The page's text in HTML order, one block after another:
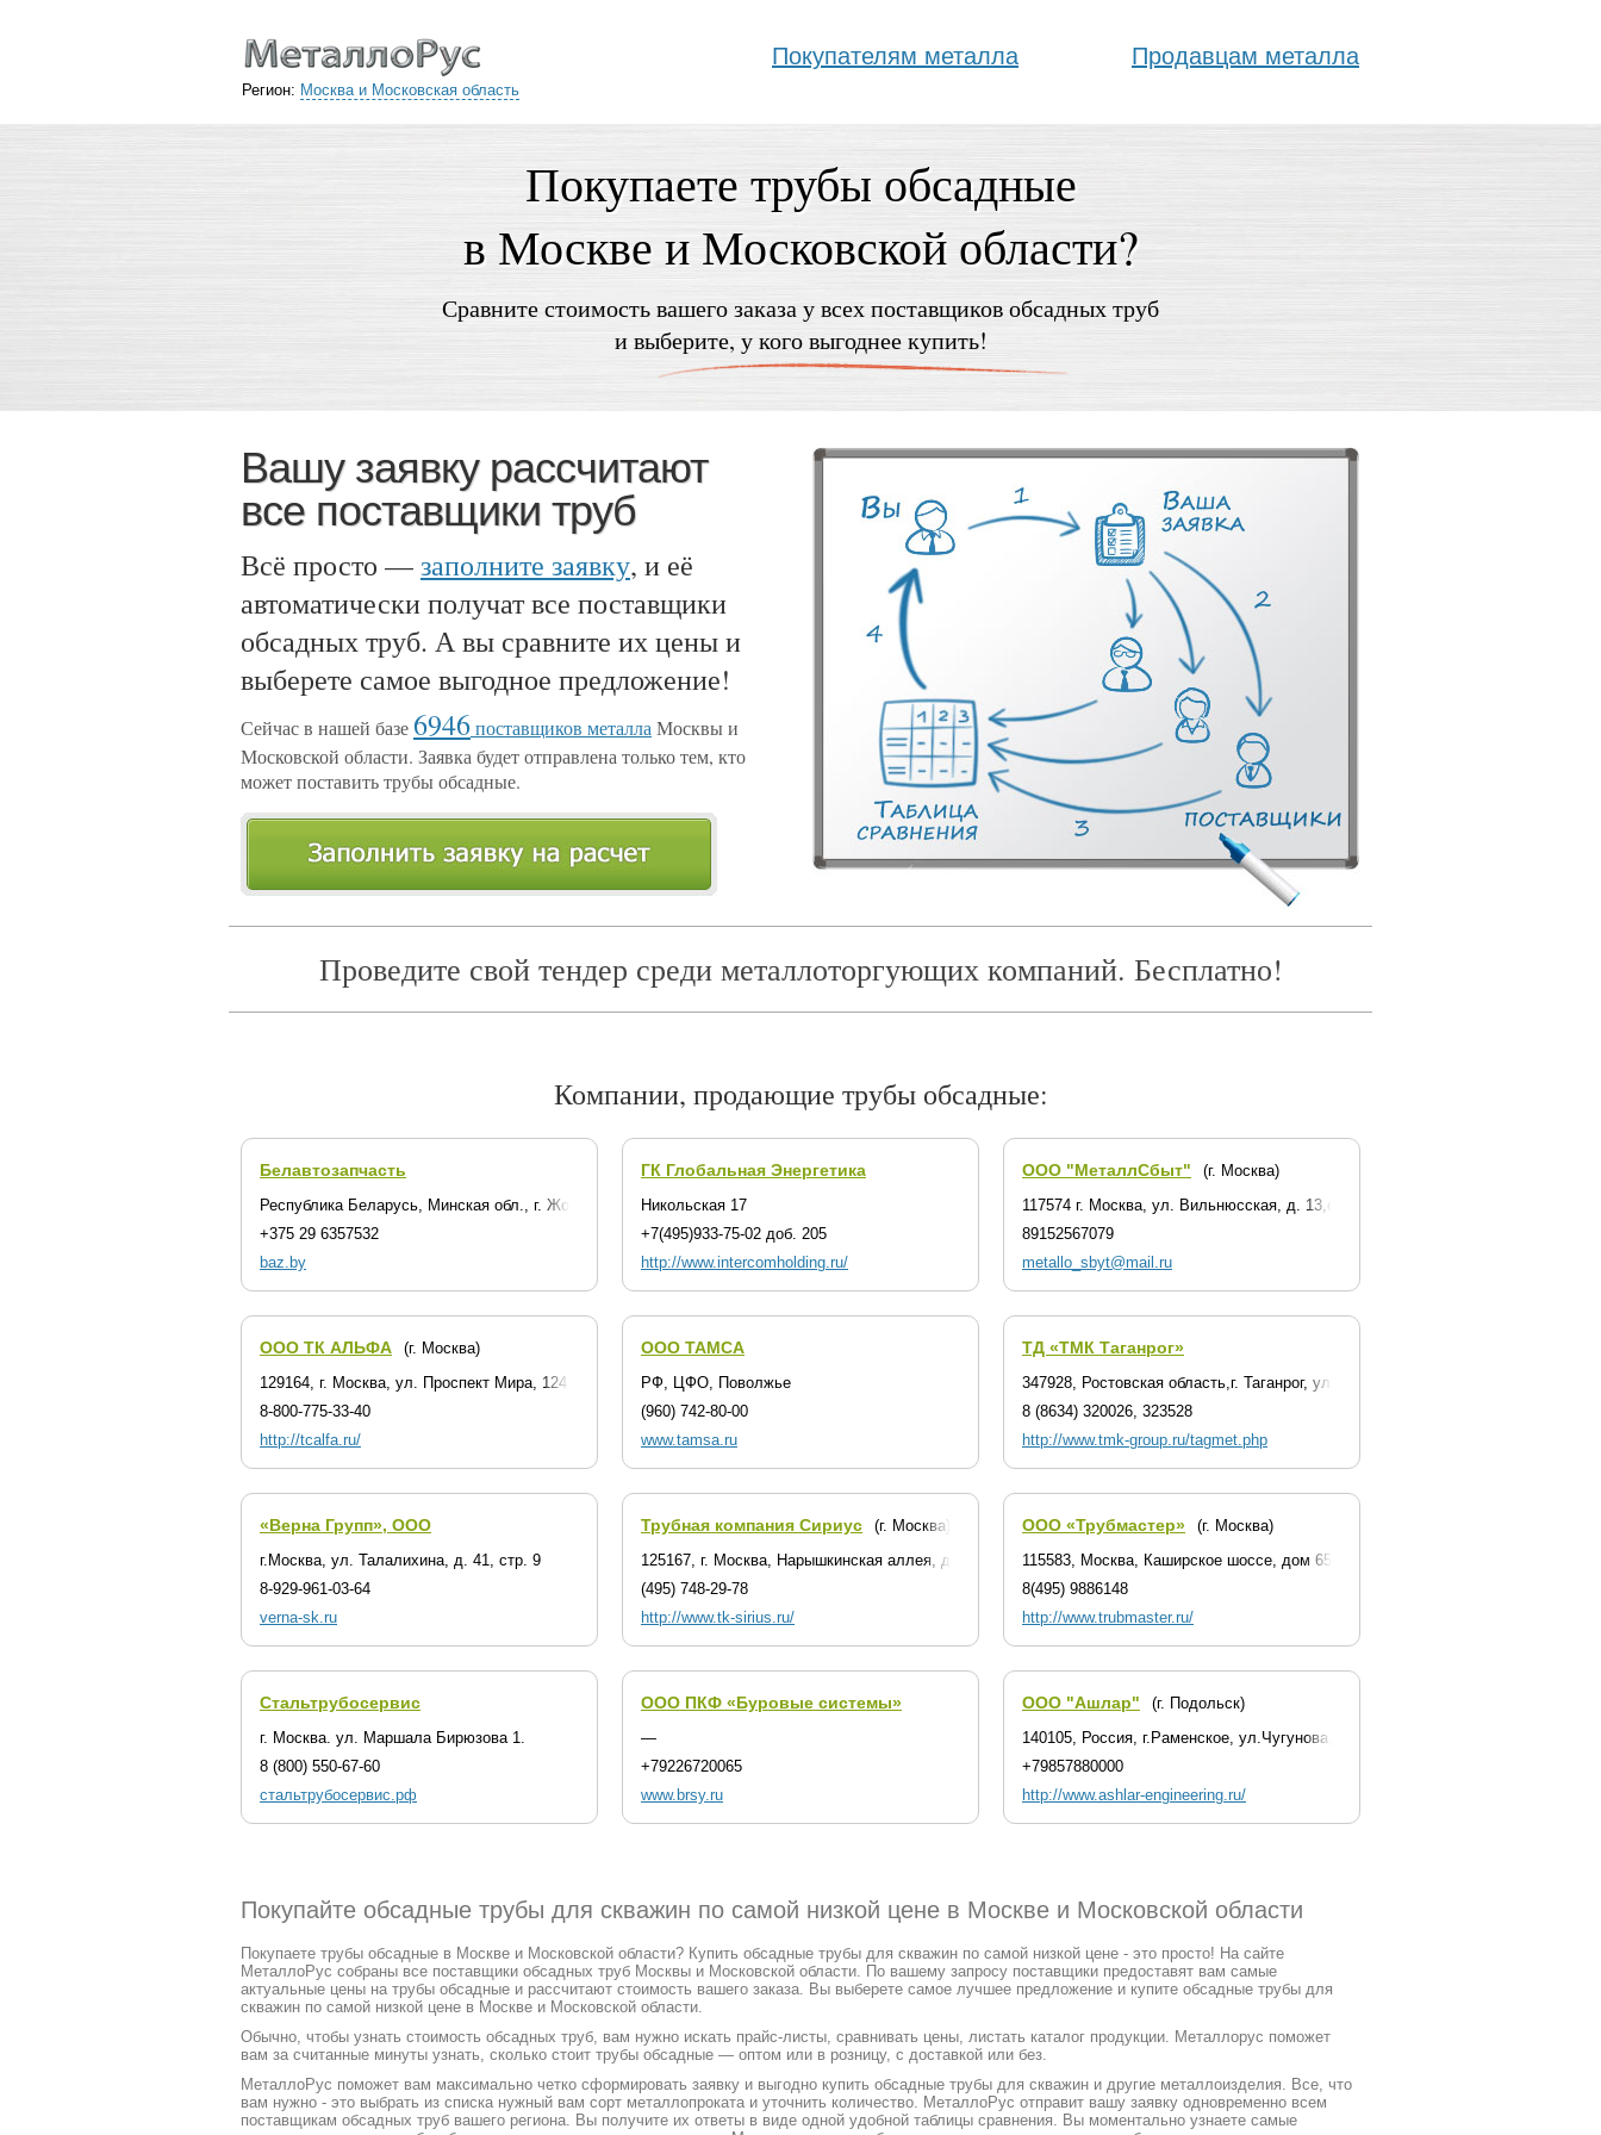
Регион: Москва и Московская область
Покупателям металла Продавцам металла
Покупаете трубы обсадные
в Москве и Московской области?
Сравните стоимость вашего заказа у всех поставщиков обсадных труб
и выберите, у кого выгоднее купить!
Вашу заявку рассчитают
все поставщики труб
Всё просто —заполните заявку, и её
автоматически получат все поставщики
обсадных труб. А вы сравните их цены и
выберете самое выгодное предложение!
Сейчас в нашей базе6946поставщиков металла Москвы и
Московской области. Заявка будет отправлена только тем, кто
может поставить трубы обсадные.
Проведите свой тендер среди металлоторгующих компаний. Бесплатно!
Компании, продающие трубы обсадные:
Белавтозапчасть
Республика Беларусь, Минская обл., г. Жодино, ул. Сухогрядская, 11-3
+375 29 6357532
baz.by
ГК Глобальная Энергетика
Никольская 17
+7(495)933-75-02 доб. 205
http://www.intercomholding.ru/
ООО "МеталлСбыт"
(г. Москва)
117574 г. Москва, ул. Вильнюсская, д. 13,стр. 1
89152567079
metallo_sbyt@mail.ru
OOO ТК АЛЬФА
(г. Москва)
129164, г. Москва, ул. Проспект Мира, 124 к 5
8-800-775-33-40
http://tcalfa.ru/
ООО ТАМСА
РФ, ЦФО, Поволжье
(960) 742-80-00
www.tamsa.ru
ТД «ТМК Таганрог»
347928, Ростовская область,г. Таганрог, ул. Заводская, 1
8 (8634) 320026, 323528
http://www.tmk-group.ru/tagmet.php
«Верна Групп», ООО
г.Москва, ул. Талалихина, д. 41, стр. 9
8-929-961-03-64
verna-sk.ru
Трубная компания Сириус
(г. Москва)
125167, г. Москва, Нарышкинская аллея, д. 5, стр. 1, метро Динамо
(495) 748-29-78
http://www.tk-sirius.ru/
ООО «Трубмастер»
(г. Москва)
115583, Москва, Каширское шоссе, дом 65
8(495) 9886148
http://www.trubmaster.ru/
Стальтрубосервис
г. Москва. ул. Маршала Бирюзова 1.
8 (800) 550-67-60
стальтрубосервис.рф
ООО ПКФ «Буровые системы»
—
+79226720065
www.brsy.ru
ООО "Ашлар"
(г. Подольск)
140105, Россия, г.Раменское, ул.Чугунова, 15а
+79857880000
http://www.ashlar-engineering.ru/
Покупайте обсадные трубы для скважин по самой низкой цене в Москве и Московской области
Покупаете трубы обсадные в Москве и Московской области? Купить обсадные трубы для скважин по самой низкой цене - это просто! На сайте
МеталлоРус собраны все поставщики обсадных труб Москвы и Московской области. По вашему запросу поставщики предоставят вам самые
актуальные цены на трубы обсадные и рассчитают стоимость вашего заказа. Вы выберете самое лучшее предложение и купите обсадные трубы для
скважин по самой низкой цене в Москве и Московской области.
Обычно, чтобы узнать стоимость обсадных труб, вам нужно искать прайс-листы, сравнивать цены, листать каталог продукции. Металлорус поможет
вам за считанные минуты узнать, сколько стоит трубы обсадные — оптом или в розницу, с доставкой или без.
МеталлоРус поможет вам максимально четко сформировать заявку и выгодно купить обсадные трубы для скважин и другие металлоизделия. Все, что
вам нужно - это выбрать из списка нужный вам сорт металлопроката и уточнить количество. МеталлоРус отправит вашу заявку одновременно всем
поставщикам обсадных труб вашего региона. Вы получите их ответы в виде одной удобной таблицы сравнения. Вы моментально узнаете самые